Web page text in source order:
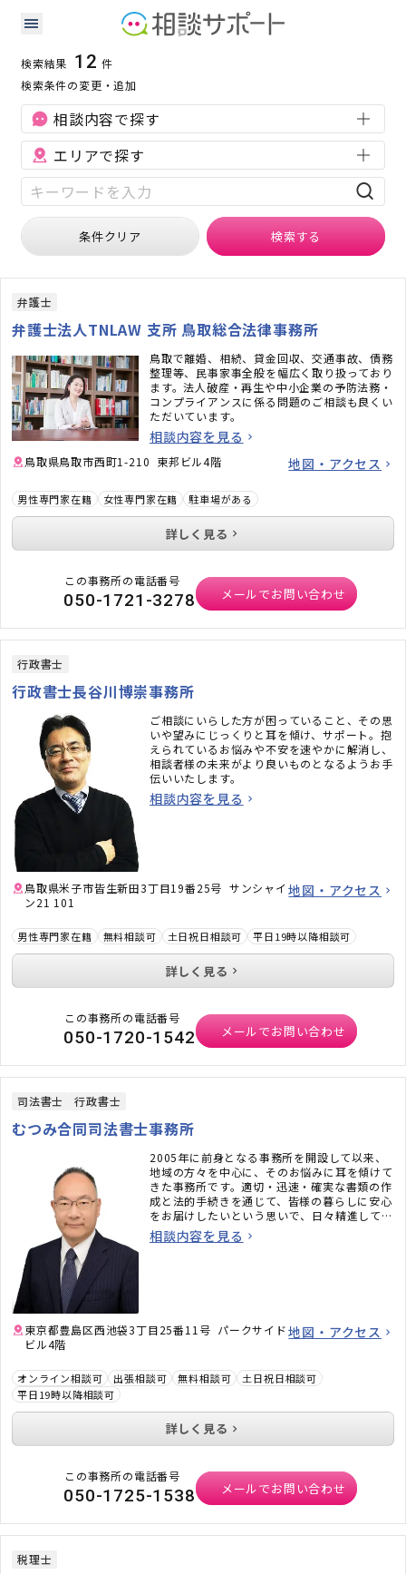
鳥取県の相続に強い専門家の検索結果
相続
検索結果 12 件
検索条件の変更・追加
相談内容で探す
エリアで探す
条件クリア 検索する
弁護士
弁護士法人TNLAW 支所 鳥取総合法律事務所
鳥取で離婚、相続、貸金回収、交通事故、債務
整理等、民事家事全般を幅広く取り扱っており
ます。法人破産・再生や中小企業の予防法務・
コンプライアンスに係る問題のご相談も良くい
ただいています。
相談内容を見る
鳥取県鳥取市西町1-210 東邦ビル4階 地図・アクセス
男性専門家在籍 女性専門家在籍 駐車場がある
詳しく見る
この事務所の電話番号
050-1721-3278 メールでお問い合わせ
行政書士
行政書士長谷川博崇事務所
ご相談にいらした方が困っていること、その思
いや望みにじっくりと耳を傾け、サポート。抱
えられているお悩みや不安を速やかに解消し、
相談者様の未来がより良いものとなるようお手
伝いいたします。
相談内容を見る
鳥取県米子市皆生新田3丁目19番25号 サンシャイ
ン21 101
地図・アクセス
男性専門家在籍 無料相談可 土日祝日相談可 平日19時以降相談可
詳しく見る
この事務所の電話番号
050-1720-1542 メールでお問い合わせ
司法書士 行政書士
むつみ合同司法書士事務所
2005年に前身となる事務所を開設して以来、
地域の方々を中心に、そのお悩みに耳を傾けて
きた事務所です。適切・迅速・確実な書類の作
成と法的手続きを通じて、皆様の暮らしに安心
をお届けしたいという思いで、日々精進してお
ります 。
相談内容を見る
東京都豊島区西池袋3丁目25番11号 パークサイド
ビル4階
地図・アクセス
オンライン相談可 出張相談可 無料相談可
土日祝日相談可
平日19時以降相談可
詳しく見る
この事務所の電話番号
050-1725-1538 メールでお問い合わせ
税理士